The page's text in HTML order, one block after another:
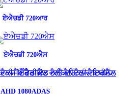
ਏਐਚਡੀ 720ਆਰ
ਏਐਚਡੀ 720ਐਸ
AHD 1080ADAS